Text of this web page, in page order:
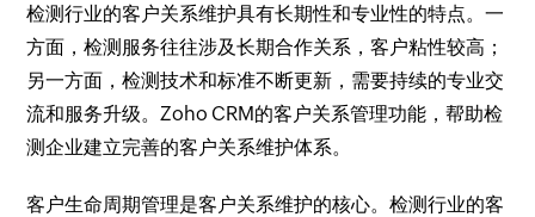
检测行业的客户关系维护具有长期性和专业性的特点。一
方面，检测服务往往涉及长期合作关系，客户粘性较高；
另一方面，检测技术和标准不断更新，需要持续的专业交
流和服务升级。Zoho CRM的客户关系管理功能，帮助检
测企业建立完善的客户关系维护体系。
客户生命周期管理是客户关系维护的核心。检测行业的客